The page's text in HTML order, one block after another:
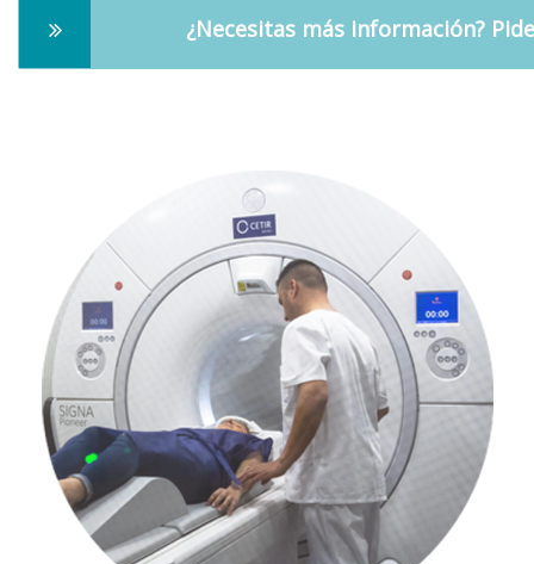
¿Necesitas más información?